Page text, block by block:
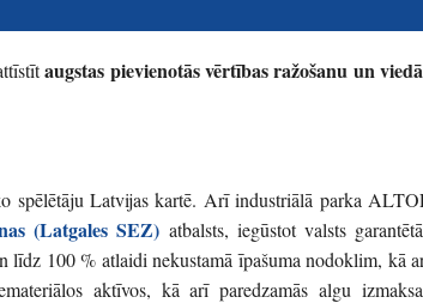
augstas pievienotās vērtības ražošanu un
spēlētāju Latvijas kartē. Arī industriālā parka
(Latgales SEZ)atbalsts, iegūstot valsts
100 % atlaidi nekustamā īpašuma nodoklim, kā
aktīvos, kā arī paredzamās algu